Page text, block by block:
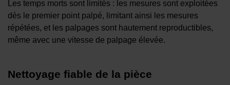
Les temps morts sont limités : les mesures sont exploitées
dès le premier point palpé, limitant ainsi les mesures
répétées, et les palpages sont hautement reproductibles,
même avec une vitesse de palpage élevée.
Nettoyage fiable de la pièce